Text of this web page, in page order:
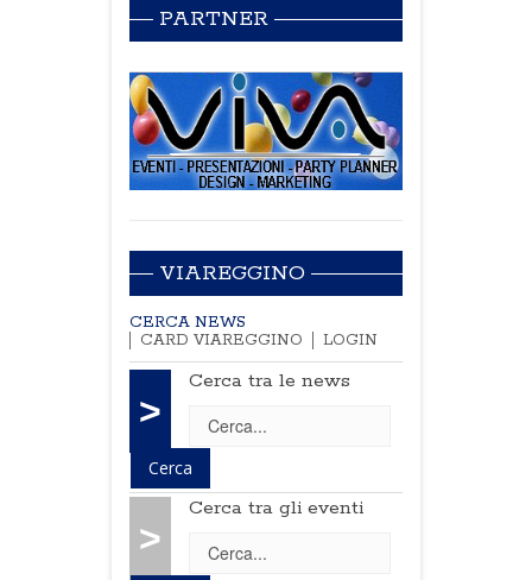
PARTNER
VIAREGGINO
CERCA NEWS
CARD VIAREGGINO
LOGIN
>
Cerca tra le news
>
Cerca tra gli eventi